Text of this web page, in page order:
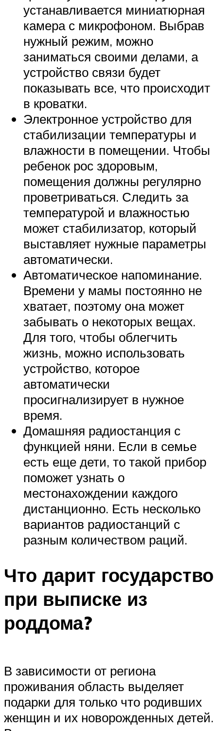
устанавливается миниатюрная
камера с микрофоном. Выбрав
нужный режим, можно
заниматься своими делами, а
устройство связи будет
показывать все, что происходит
в кроватки.
Электронное устройство для
стабилизации температуры и
влажности в помещении. Чтобы
ребенок рос здоровым,
помещения должны регулярно
проветриваться. Следить за
температурой и влажностью
может стабилизатор, который
выставляет нужные параметры
автоматически.
Автоматическое напоминание.
Времени у мамы постоянно не
хватает, поэтому она может
забывать о некоторых вещах.
Для того, чтобы облегчить
жизнь, можно использовать
устройство, которое
автоматически
просигнализирует в нужное
время.
Домашняя радиостанция с
функцией няни. Если в семье
есть еще дети, то такой прибор
поможет узнать о
местонахождении каждого
дистанционно. Есть несколько
вариантов радиостанций с
разным количеством раций.
Что дарит государство
при выписке из
роддома?
В зависимости от региона
проживания область выделяет
подарки для только что родивших
женщин и их новорожденных детей.